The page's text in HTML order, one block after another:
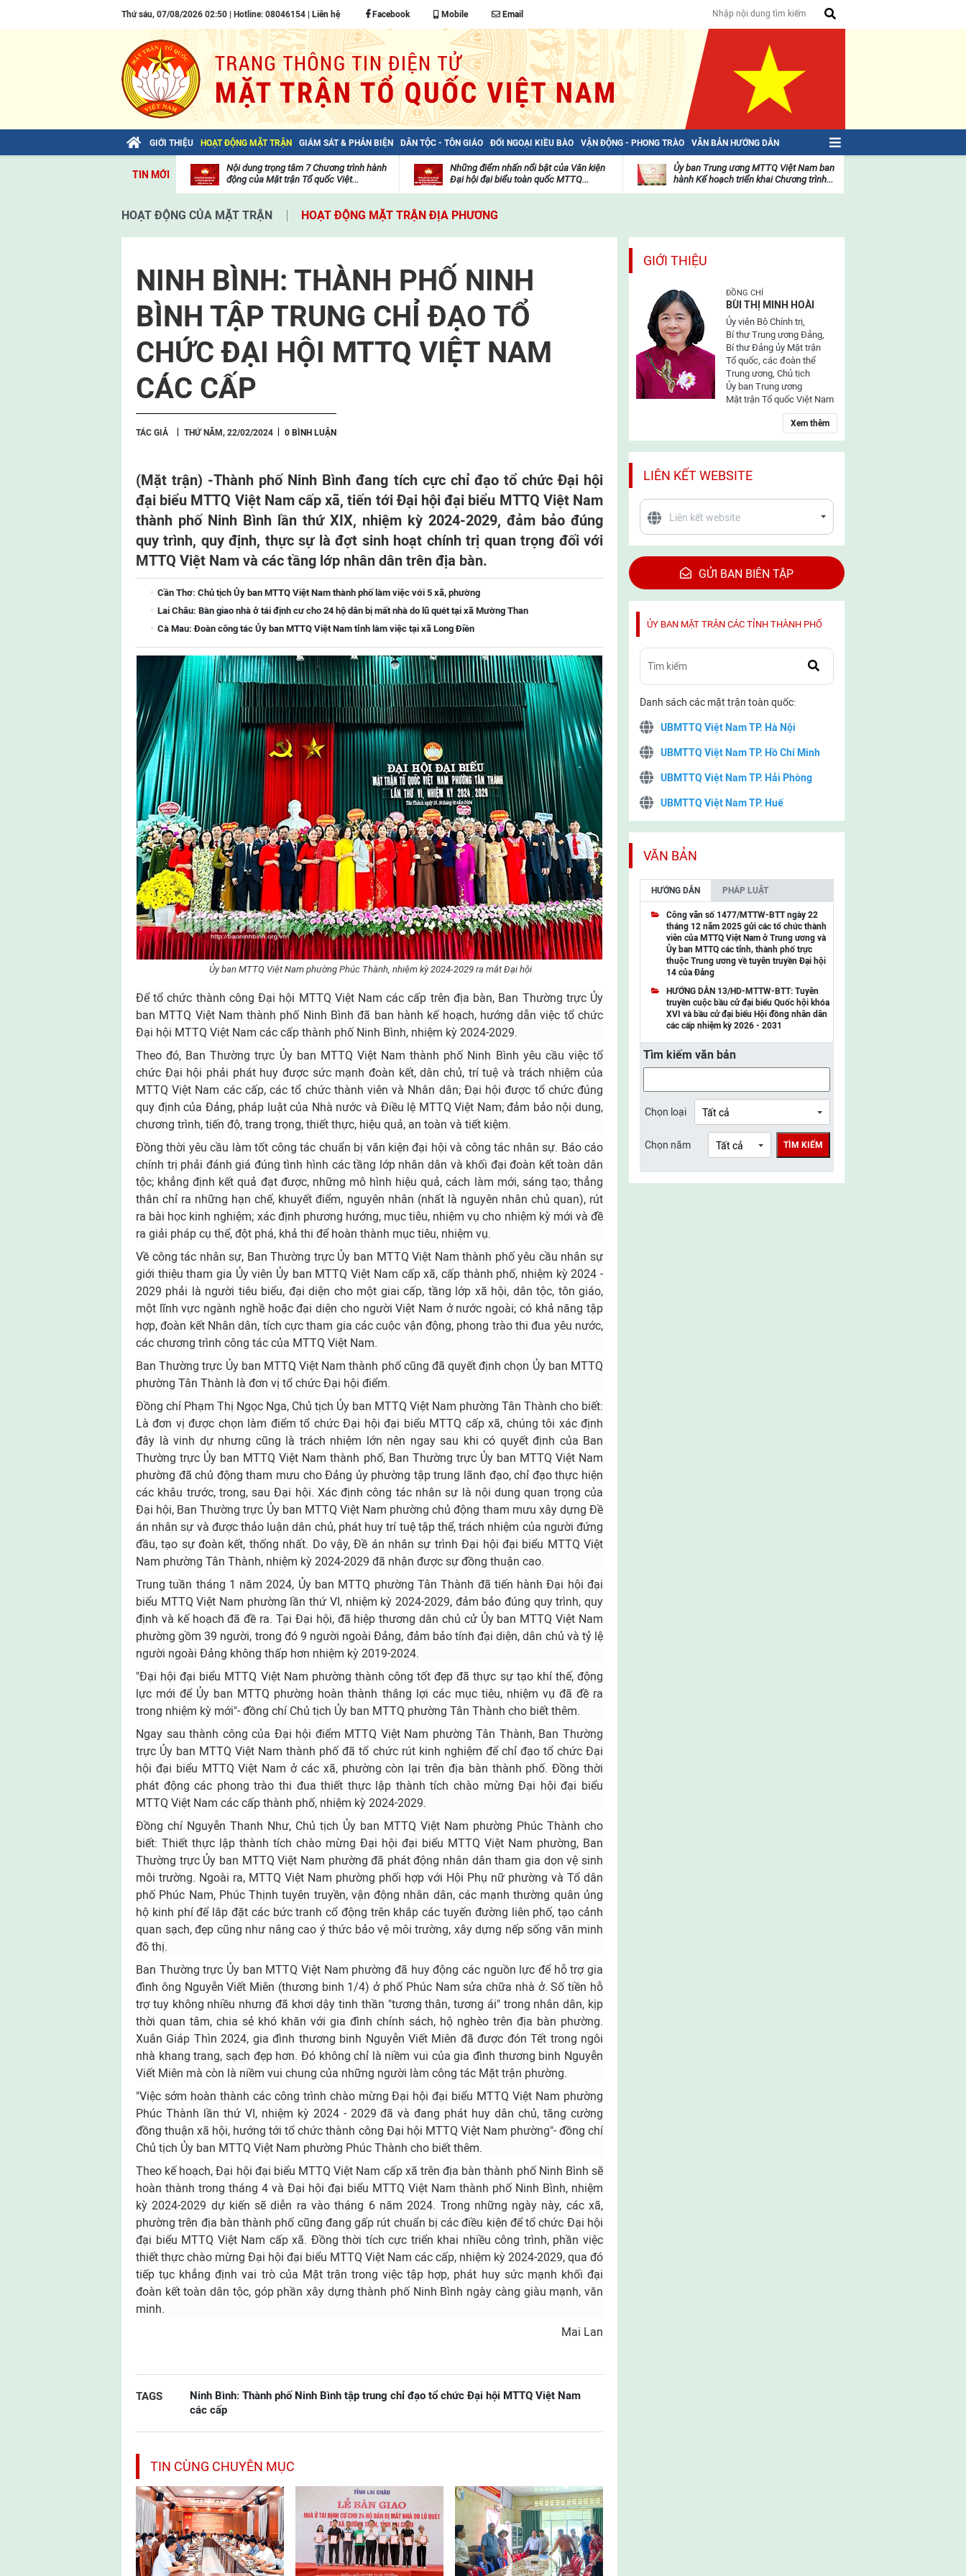
Thứ sáu, 07/08/2026 02:50 | Hotline: 08046154 | Liên hệ Facebook Mobile Email
GIỚI THIỆU HOẠT ĐỘNG MẶT TRẬN GIÁM SÁT & PHẢN BIỆN DÂN TỘC - TÔN GIÁO ĐỐI NGOẠI KIỀU BÀO VẬN ĐỘNG - PHONG TRÀO VĂN BẢN HƯỚNG DẪN
TIN MỚI
Bài viết của Tổng Bí thư Tô Lâm: TIẾN
viện
Nội dung trọng tâm 7 Chương trình hành
động của Mặt trận Tổ quốc Việt...
viện
Những điểm nhấn nổi bật của Văn kiện
Đại hội đại biểu toàn quốc MTTQ...
mặt
trận
Ủy ban Trung ương MTTQ Việt Nam ban
hành Kế hoạch triển khai Chương trình...
HOẠT ĐỘNG CỦA MẶT TRẬN HOẠT ĐỘNG MẶT TRẬN ĐỊA PHƯƠNG
NINH BÌNH: THÀNH PHỐ NINH
BÌNH TẬP TRUNG CHỈ ĐẠO TỔ
CHỨC ĐẠI HỘI MTTQ VIỆT NAM
CÁC CẤP
TÁC GIẢ THỨ NĂM, 22/02/2024 0 BÌNH LUẬN
(Mặt trận) -Thành phố Ninh Bình đang tích cực chỉ đạo tổ chức Đại hội
đại biểu MTTQ Việt Nam cấp xã, tiến tới Đại hội đại biểu MTTQ Việt Nam
thành phố Ninh Bình lần thứ XIX, nhiệm kỳ 2024-2029, đảm bảo đúng
quy trình, quy định, thực sự là đợt sinh hoạt chính trị quan trọng đối với
MTTQ Việt Nam và các tầng lớp nhân dân trên địa bàn.
Cần Thơ: Chủ tịch Ủy ban MTTQ Việt Nam thành phố làm việc với 5 xã, phường
Lai Châu: Bàn giao nhà ở tái định cư cho 24 hộ dân bị mất nhà do lũ quét tại xã Mường Than
Cà Mau: Đoàn công tác Ủy ban MTTQ Việt Nam tỉnh làm việc tại xã Long Điền
Ủy ban MTTQ Việt Nam phường Phúc Thành, nhiệm kỳ 2024-2029 ra mắt Đại hội
Để tổ chức thành công Đại hội MTTQ Việt Nam các cấp trên địa bàn, Ban Thường trực Ủy
ban MTTQ Việt Nam thành phố Ninh Bình đã ban hành kế hoạch, hướng dẫn việc tổ chức
Đại hội MTTQ Việt Nam các cấp thành phố Ninh Bình, nhiệm kỳ 2024-2029.
Theo đó, Ban Thường trực Ủy ban MTTQ Việt Nam thành phố Ninh Bình yêu cầu việc tổ
chức Đại hội phải phát huy được sức mạnh đoàn kết, dân chủ, trí tuệ và trách nhiệm của
MTTQ Việt Nam các cấp, các tổ chức thành viên và Nhân dân; Đại hội được tổ chức đúng
quy định của Đảng, pháp luật của Nhà nước và Điều lệ MTTQ Việt Nam; đảm bảo nội dung,
chương trình, tiến độ, trang trọng, thiết thực, hiệu quả, an toàn và tiết kiệm.
Đồng thời yêu cầu làm tốt công tác chuẩn bị văn kiện đại hội và công tác nhân sự. Báo cáo
chính trị phải đánh giá đúng tình hình các tầng lớp nhân dân và khối đại đoàn kết toàn dân
tộc; khẳng định kết quả đạt được, những mô hình hiệu quả, cách làm mới, sáng tạo; thẳng
thắn chỉ ra những hạn chế, khuyết điểm, nguyên nhân (nhất là nguyên nhân chủ quan), rút
ra bài học kinh nghiệm; xác định phương hướng, mục tiêu, nhiệm vụ cho nhiệm kỳ mới và đề
ra giải pháp cụ thể, đột phá, khả thi để hoàn thành mục tiêu, nhiệm vụ.
Về công tác nhân sự, Ban Thường trực Ủy ban MTTQ Việt Nam thành phố yêu cầu nhân sự
giới thiệu tham gia Ủy viên Ủy ban MTTQ Việt Nam cấp xã, cấp thành phố, nhiệm kỳ 2024 -
2029 phải là người tiêu biểu, đại diện cho một giai cấp, tầng lớp xã hội, dân tộc, tôn giáo,
một lĩnh vực ngành nghề hoặc đại diện cho người Việt Nam ở nước ngoài; có khả năng tập
hợp, đoàn kết Nhân dân, tích cực tham gia các cuộc vận động, phong trào thi đua yêu nước,
các chương trình công tác của MTTQ Việt Nam.
Ban Thường trực Ủy ban MTTQ Việt Nam thành phố cũng đã quyết định chọn Ủy ban MTTQ
phường Tân Thành là đơn vị tổ chức Đại hội điểm.
Đồng chí Phạm Thị Ngọc Nga, Chủ tịch Ủy ban MTTQ Việt Nam phường Tân Thành cho biết:
Là đơn vị được chọn làm điểm tổ chức Đại hội đại biểu MTTQ cấp xã, chúng tôi xác định
đây là vinh dự nhưng cũng là trách nhiệm lớn nên ngay sau khi có quyết định của Ban
Thường trực Ủy ban MTTQ Việt Nam thành phố, Ban Thường trực Ủy ban MTTQ Việt Nam
phường đã chủ động tham mưu cho Đảng ủy phường tập trung lãnh đạo, chỉ đạo thực hiện
các khâu trước, trong, sau Đại hội. Xác định công tác nhân sự là nội dung quan trọng của
Đại hội, Ban Thường trực Ủy ban MTTQ Việt Nam phường chủ động tham mưu xây dựng Đề
án nhân sự và được thảo luận dân chủ, phát huy trí tuệ tập thể, trách nhiệm của người đứng
đầu, tạo sự đoàn kết, thống nhất. Do vậy, Đề án nhân sự trình Đại hội đại biểu MTTQ Việt
Nam phường Tân Thành, nhiệm kỳ 2024-2029 đã nhận được sự đồng thuận cao.
Trung tuần tháng 1 năm 2024, Ủy ban MTTQ phường Tân Thành đã tiến hành Đại hội đại
biểu MTTQ Việt Nam phường lần thứ VI, nhiệm kỳ 2024-2029, đảm bảo đúng quy trình, quy
định và kế hoạch đã đề ra. Tại Đại hội, đã hiệp thương dân chủ cử Ủy ban MTTQ Việt Nam
phường gồm 39 người, trong đó 9 người ngoài Đảng, đảm bảo tính đại diện, dân chủ và tỷ lệ
người ngoài Đảng không thấp hơn nhiệm kỳ 2019-2024.
"Đại hội đại biểu MTTQ Việt Nam phường thành công tốt đẹp đã thực sự tạo khí thế, động
lực mới để Ủy ban MTTQ phường hoàn thành thắng lợi các mục tiêu, nhiệm vụ đã đề ra
trong nhiệm kỳ mới"- đồng chí Chủ tịch Ủy ban MTTQ phường Tân Thành cho biết thêm.
Ngay sau thành công của Đại hội điểm MTTQ Việt Nam phường Tân Thành, Ban Thường
trực Ủy ban MTTQ Việt Nam thành phố đã tổ chức rút kinh nghiệm để chỉ đạo tổ chức Đại
hội đại biểu MTTQ Việt Nam ở các xã, phường còn lại trên địa bàn thành phố. Đồng thời
phát động các phong trào thi đua thiết thực lập thành tích chào mừng Đại hội đại biểu
MTTQ Việt Nam các cấp thành phố, nhiệm kỳ 2024-2029.
Đồng chí Nguyễn Thanh Như, Chủ tịch Ủy ban MTTQ Việt Nam phường Phúc Thành cho
biết: Thiết thực lập thành tích chào mừng Đại hội đại biểu MTTQ Việt Nam phường, Ban
Thường trực Ủy ban MTTQ Việt Nam phường đã phát động nhân dân tham gia dọn vệ sinh
môi trường. Ngoài ra, MTTQ Việt Nam phường phối hợp với Hội Phụ nữ phường và Tổ dân
phố Phúc Nam, Phúc Thịnh tuyên truyền, vận động nhân dân, các mạnh thường quân ủng
hộ kinh phí để lắp đặt các bức tranh cổ động trên khắp các tuyến đường liên phố, tạo cảnh
quan sạch, đẹp cũng như nâng cao ý thức bảo vệ môi trường, xây dựng nếp sống văn minh
đô thị.
Ban Thường trực Ủy ban MTTQ Việt Nam phường đã huy động các nguồn lực để hỗ trợ gia
đình ông Nguyễn Viết Miên (thương binh 1/4) ở phố Phúc Nam sửa chữa nhà ở. Số tiền hỗ
trợ tuy không nhiều nhưng đã khơi dậy tinh thần "tương thân, tương ái" trong nhân dân, kịp
thời quan tâm, chia sẻ khó khăn với gia đình chính sách, hộ nghèo trên địa bàn phường.
Xuân Giáp Thìn 2024, gia đình thương binh Nguyễn Viết Miên đã được đón Tết trong ngôi
nhà khang trang, sạch đẹp hơn. Đó không chỉ là niềm vui của gia đình thương binh Nguyễn
Viết Miên mà còn là niềm vui chung của những người làm công tác Mặt trận phường.
"Việc sớm hoàn thành các công trình chào mừng Đại hội đại biểu MTTQ Việt Nam phường
Phúc Thành lần thứ VI, nhiệm kỳ 2024 - 2029 đã và đang phát huy dân chủ, tăng cường
đồng thuận xã hội, hướng tới tổ chức thành công Đại hội MTTQ Việt Nam phường"- đồng chí
Chủ tịch Ủy ban MTTQ Việt Nam phường Phúc Thành cho biết thêm.
Theo kế hoạch, Đại hội đại biểu MTTQ Việt Nam cấp xã trên địa bàn thành phố Ninh Bình sẽ
hoàn thành trong tháng 4 và Đại hội đại biểu MTTQ Việt Nam thành phố Ninh Bình, nhiệm
kỳ 2024-2029 dự kiến sẽ diễn ra vào tháng 6 năm 2024. Trong những ngày này, các xã,
phường trên địa bàn thành phố cũng đang gấp rút chuẩn bị các điều kiện để tổ chức Đại hội
đại biểu MTTQ Việt Nam cấp xã. Đồng thời tích cực triển khai nhiều công trình, phần việc
thiết thực chào mừng Đại hội đại biểu MTTQ Việt Nam các cấp, nhiệm kỳ 2024-2029, qua đó
tiếp tục khẳng định vai trò của Mặt trận trong việc tập hợp, phát huy sức mạnh khối đại
đoàn kết toàn dân tộc, góp phần xây dựng thành phố Ninh Bình ngày càng giàu mạnh, văn
minh.
Mai Lan
TAGS
Ninh Bình: Thành phố Ninh Bình tập trung chỉ đạo tổ chức Đại hội MTTQ Việt Nam
các cấp
TIN CÙNG CHUYÊN MỤC
GIỚI THIỆU
ĐỒNG CHÍ
BÙI THỊ MINH HOÀI
Ủy viên Bộ Chính trị,
Bí thư Trung ương Đảng,
Bí thư Đảng ủy Mặt trận
Tổ quốc, các đoàn thể
Trung ương, Chủ tịch
Ủy ban Trung ương
Mặt trận Tổ quốc Việt Nam
Xem thêm
LIÊN KẾT WEBSITE
GỬI BAN BIÊN TẬP
ỦY BAN MẶT TRẬN CÁC TỈNH THÀNH PHỐ
Danh sách các mặt trận toàn quốc:
UBMTTQ Việt Nam TP. Hà Nội
UBMTTQ Việt Nam TP. Hồ Chí Minh
UBMTTQ Việt Nam TP. Hải Phòng
UBMTTQ Việt Nam TP. Huế
UBMTTQ Việt Nam TP. Cần Thơ
UBMTTQ Việt Nam tỉnh Quảng Ninh
UBMTTQ Việt Nam tỉnh Cao Bằng
UBMTTQ Việt Nam tỉnh Lạng Sơn
UBMTTQ Việt Nam tỉnh Lai Châu
UBMTTQ Việt Nam tỉnh Điện Biên
UBMTTQ Việt Nam tỉnh Sơn La
UBMTTQ Việt Nam tỉnh Thanh Hóa
UBMTTQ Việt Nam tỉnh Nghệ An
UBMTTQ Việt Nam tỉnh Lào Cai
UBMTTQ Việt Nam tỉnh Thái Nguyên
VĂN BẢN
HƯỚNG DẪN PHÁP LUẬT
Công văn số 1477/MTTW-BTT ngày 22
tháng 12 năm 2025 gửi các tổ chức thành
viên của MTTQ Việt Nam ở Trung ương và
Ủy ban MTTQ các tỉnh, thành phố trực
thuộc Trung ương về tuyên truyền Đại hội
14 của Đảng
HƯỚNG DẪN 13/HD-MTTW-BTT: Tuyên
truyền cuộc bầu cử đại biểu Quốc hội khóa
XVI và bầu cử đại biểu Hội đồng nhân dân
các cấp nhiệm kỳ 2026 - 2031
Tìm kiếm văn bản
Chọn loại
Chọn năm TÌM KIẾM